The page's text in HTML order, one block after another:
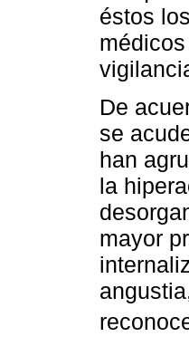
éstos
De
se
han
la
mayor